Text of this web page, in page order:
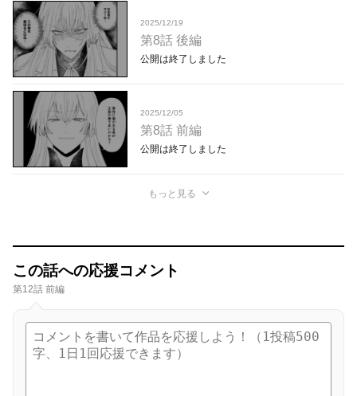
2025/12/19
第8話 後編
公開は終了しました
2025/12/05
第8話 前編
公開は終了しました
もっと見る
この話への応援コメント
第12話 前編